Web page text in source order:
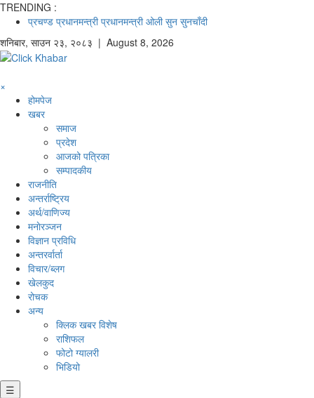
TRENDING :
प्रचण्ड प्रधानमन्त्री प्रधानमन्त्री ओली सुन सुनचाँदी
शनिबार, साउन २३, २०८३ | August 8, 2026
×
होमपेज
खबर
समाज
प्रदेश
आजको पत्रिका
सम्पादकीय
राजनीति
अन्तर्राष्ट्रिय
अर्थ/वाणिज्य
मनाेरञ्जन
विज्ञान प्रविधि
अन्तरर्वार्ता
विचार/ब्लग
खेलकुद
रोचक
अन्य
क्लिक खबर विशेष
राशिफल
फोटो ग्यालरी
भिडियो
☰